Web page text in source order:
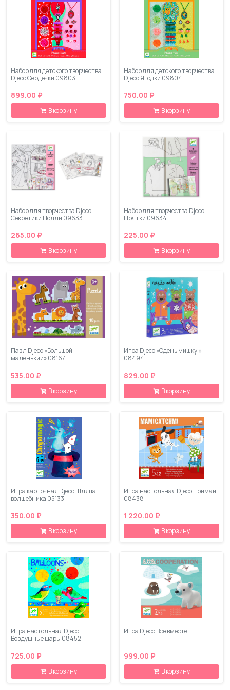
Набор для детского творчества
Djeco Сердечки 09803
899.00 ₽
В корзину
Набор для детского творчества
Djeco Ягодки 09804
750.00 ₽
В корзину
Набор для творчества Djeco
Секретики Полли 09633
265.00 ₽
В корзину
Набор для творчества Djeco
Прятки 09634
225.00 ₽
В корзину
Пазл Djeco «Большой –
маленький» 08167
535.00 ₽
В корзину
Игра Djeco «Одень мишку!»
08494
829.00 ₽
В корзину
Игра карточная Djeco Шляпа
волшебника 05133
350.00 ₽
В корзину
Игра настольная Djeco Поймай!
08438
1 220.00 ₽
В корзину
Игра настольная Djeco
Воздушные шары 08452
725.00 ₽
В корзину
Игра Djeco Все вместе!
999.00 ₽
В корзину